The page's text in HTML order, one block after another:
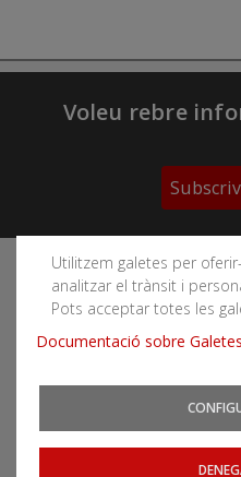
Utilitzem galetes per
analitzar el trànsit i
Pots acceptar totes les
Documentació sobre Galetes
Voleu rebre
Segueix les xarxes
Geològic
Podeu